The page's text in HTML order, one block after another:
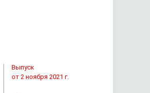
Выпуск
от 2 ноября 2021 г.